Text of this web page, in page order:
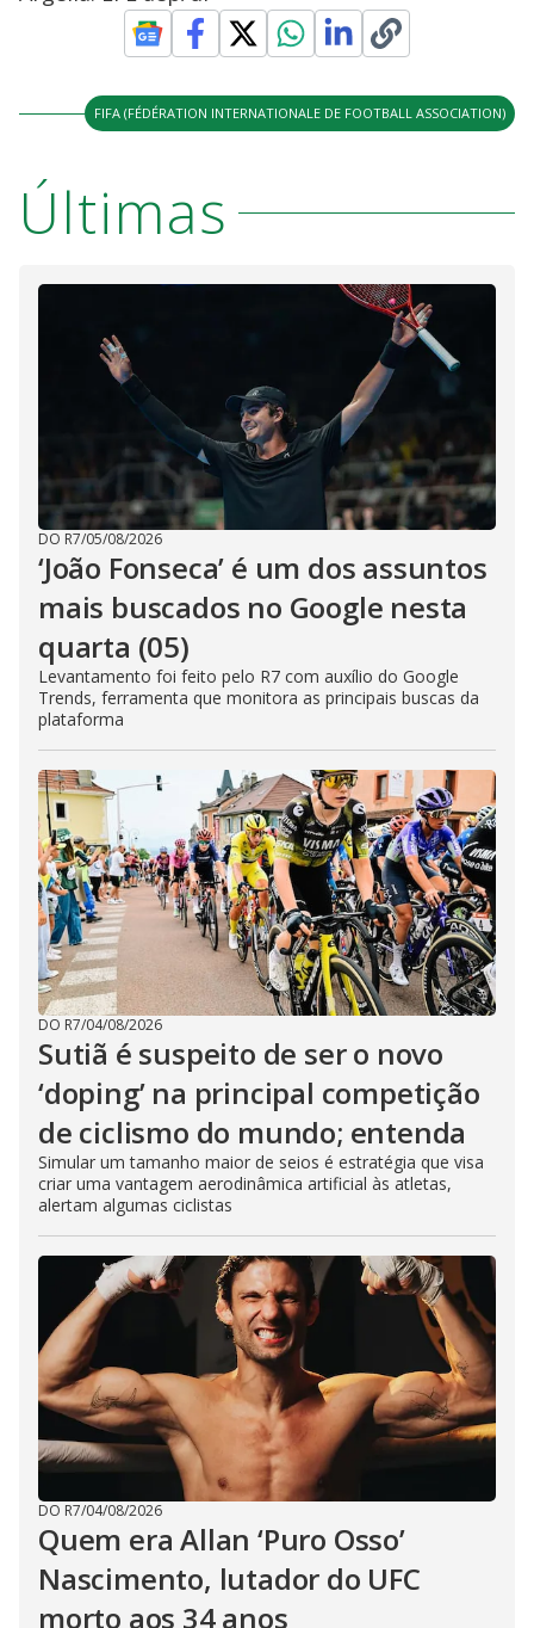
FIFA (FÉDÉRATION INTERNATIONALE DE FOOTBALL ASSOCIATION)
Últimas
DO R7/05/08/2026
‘João Fonseca’ é um dos assuntos
mais buscados no Google nesta
quarta (05)
Levantamento foi feito pelo R7 com auxílio do Google
Trends, ferramenta que monitora as principais buscas da
plataforma
DO R7/04/08/2026
Sutiã é suspeito de ser o novo
‘doping’ na principal competição
de ciclismo do mundo; entenda
Simular um tamanho maior de seios é estratégia que visa
criar uma vantagem aerodinâmica artificial às atletas,
alertam algumas ciclistas
DO R7/04/08/2026
Quem era Allan ‘Puro Osso’
Nascimento, lutador do UFC
morto aos 34 anos